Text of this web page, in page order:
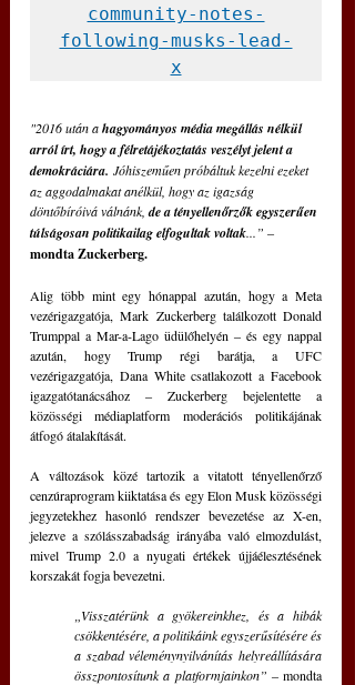
community-notes-
following-musks-lead-
x
"2016 után a hagyományos média megállás nélkül
arról írt, hogy a félretájékoztatás veszélyt jelent a
demokráciára. Jóhiszeműen próbáltuk kezelni ezeket
az aggodalmakat anélkül, hogy az igazság
döntőbíróivá válnánk, de a tényellenőrzők egyszerűen
túlságosan politikailag elfogultak voltak...” ‒
mondta Zuckerberg.
Alig több mint egy hónappal azután, hogy a Meta
vezérigazgatója, Mark Zuckerberg találkozott Donald
Trumppal a Mar-a-Lago üdülőhelyén ‒ és egy nappal
azután, hogy Trump régi barátja, a UFC
vezérigazgatója, Dana White csatlakozott a Facebook
igazgatótanácsához ‒ Zuckerberg bejelentette a
közösségi médiaplatform moderációs politikájának
átfogó átalakítását.
A változások közé tartozik a vitatott tényellenőrző
cenzúraprogram kiiktatása és egy Elon Musk közösségi
jegyzetekhez hasonló rendszer bevezetése az X-en,
jelezve a szólásszabadság irányába való elmozdulást,
mivel Trump 2.0 a nyugati értékek újjáélesztésének
korszakát fogja bevezetni.
„Visszatérünk a gyökereinkhez, és a hibák
csökkentésére, a politikáink egyszerűsítésére és
a szabad véleménynyilvánítás helyreállítására
összpontosítunk a platformjainkon” ‒ mondta